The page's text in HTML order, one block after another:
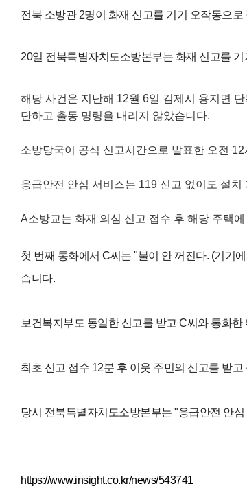
전북 소방관 2명이 화재 신고를 기기 오작동으
20일 전북특별자치도소방본부는 화재 신고를
해당 사건은 지난해 12월 6일 김제시 용지면
단하고 출동 명령을 내리지 않았습니다.
소방당국이 공식 신고시간으로 발표한 오전
응급안전 안심 서비스는 119 신고 없이도 설
A소방교는 화재 의심 신고 접수 후 해당 주택
첫 번째 통화에서 C씨는 "불이 안 꺼진다. (기기
습니다.
보건복지부도 동일한 신고를 받고 C씨와 통화
최초 신고 접수 12분 후 이웃 주민의 신고를 받
당시 전북특별자치도소방본부는 "응급안전 안
https://www.insight.co.kr/news/543741